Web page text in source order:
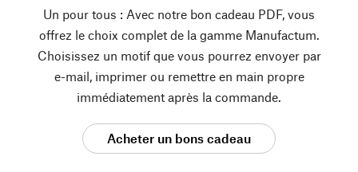
Un pour tous : Avec notre bon cadeau PDF, vous
offrez le choix complet de la gamme Manufactum.
Choisissez un motif que vous pourrez envoyer par
e-mail, imprimer ou remettre en main propre
immédiatement après la commande.
Acheter un bons cadeau